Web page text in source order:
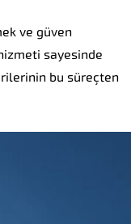
ve güven
sayesinde
bu süreçten